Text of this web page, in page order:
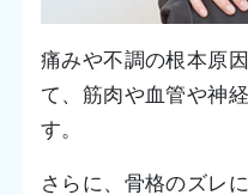
痛みや不調の根本原
て、筋肉や血管や神
す。
さらに、骨格のズレ